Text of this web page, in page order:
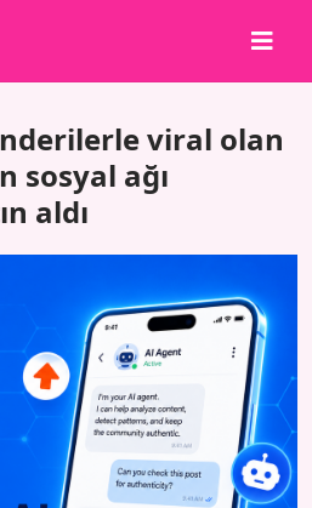
viral olan
sosyal ağı
aldı